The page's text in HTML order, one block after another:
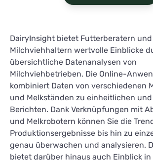
DairyInsight bietet Futterberatern und
Milchviehhaltern wertvolle Einblicke
übersichtliche Datenanalysen von
Milchviehbetrieben. Die Online-
kombiniert Daten von verschiedenen
und Melkständen zu einheitlichen und
Berichten. Dank Verknüpfungen mit
und Melkrobotern können Sie die
Produktionsergebnisse bis hin zu
genau überwachen und analysieren.
bietet darüber hinaus auch Einblick